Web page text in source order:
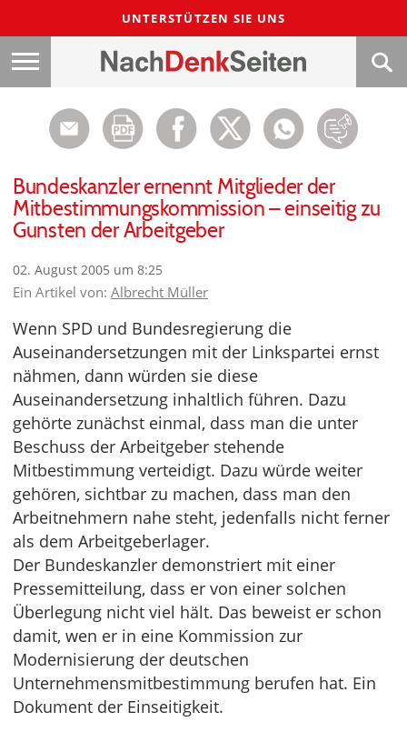
UNTERSTÜTZEN SIE UNS
Bundeskanzler ernennt Mitglieder der
Mitbestimmungskommission – einseitig zu
Gunsten der Arbeitgeber
02. August 2005 um 8:25
Ein Artikel von: Albrecht Müller
Wenn SPD und Bundesregierung die
Auseinandersetzungen mit der Linkspartei ernst
nähmen, dann würden sie diese
Auseinandersetzung inhaltlich führen. Dazu
gehörte zunächst einmal, dass man die unter
Beschuss der Arbeitgeber stehende
Mitbestimmung verteidigt. Dazu würde weiter
gehören, sichtbar zu machen, dass man den
Arbeitnehmern nahe steht, jedenfalls nicht ferner
als dem Arbeitgeberlager.
Der Bundeskanzler demonstriert mit einer
Pressemitteilung, dass er von einer solchen
Überlegung nicht viel hält. Das beweist er schon
damit, wen er in eine Kommission zur
Modernisierung der deutschen
Unternehmensmitbestimmung berufen hat. Ein
Dokument der Einseitigkeit.